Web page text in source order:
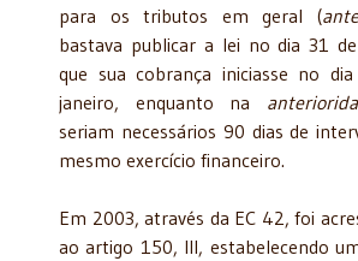
para os tributos em geral (
bastava publicar a lei no dia 31
que sua cobrança iniciasse no
janeiro, enquanto na
seriam necessários 90 dias de
mesmo exercício financeiro.
Em 2003, através da EC 42, foi
ao artigo 150, III, estabelecendo